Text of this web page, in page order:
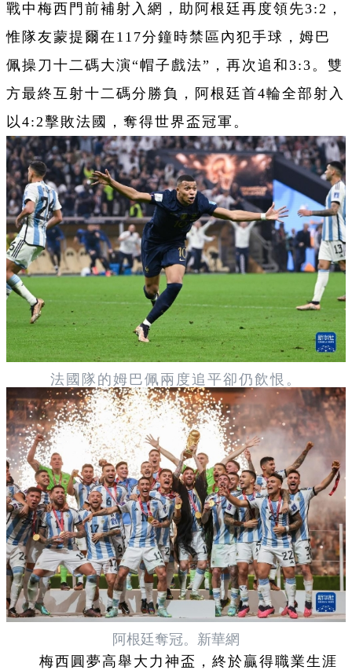
戰中梅西門前補射入網，助阿根廷再度領先3:2，
惟隊友蒙提爾在117分鐘時禁區內犯手球，姆巴
佩操刀十二碼大演“帽子戲法”，再次追和3:3。雙
方最終互射十二碼分勝負，阿根廷首4輪全部射入
以4:2擊敗法國，奪得世界盃冠軍。
法國隊的姆巴佩兩度追平卻仍飲恨。
阿根廷奪冠。新華網
梅西圓夢高舉大力神盃， 終於贏得職業生涯